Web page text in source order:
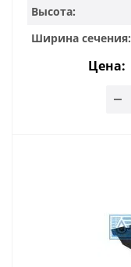
Высота:
Ширина сечения:
Цена: